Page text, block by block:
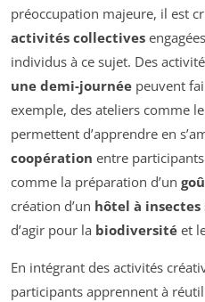
préoccupation majeure, il est
activités collectives
individus à ce sujet. Des
une demi-journée peuvent
exemple, des ateliers comme le
permettent d’apprendre en
coopération entre
comme la préparation d’un
création d’un hôtel à insectes
d’agir pour la biodiversité et
En intégrant des activités
participants apprennent à